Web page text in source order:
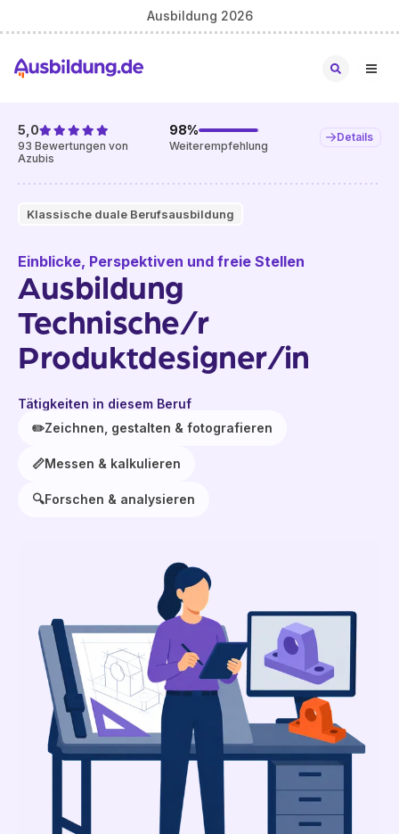
Ausbildung 2026
Klassische duale Berufsausbildung
5,0
93 Bewertungen von
Azubis
98%
Weiterempfehlung
Details
Einblicke, Perspektiven und freie Stellen
Ausbildung
Technische/r
Produktdesigner/in
Tätigkeiten in diesem Beruf
✏️Zeichnen, gestalten & fotografieren
📏Messen & kalkulieren
🔍Forschen & analysieren